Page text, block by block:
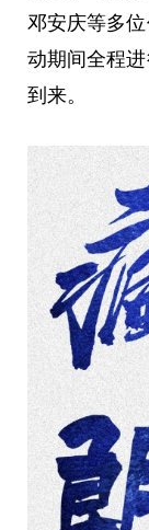
邓安庆等多
动期间全程
到来。